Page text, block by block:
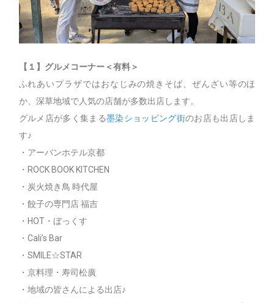
【１】グルメコーナー＜有料＞
ふれあいプラザではおなじみの焼きそば、ぜんざい等のほ
か、深草地域で人気の店舗が多数出店します。
グルメ店が多く集まる墨染ショッピング街のお店も出店しま
す♪
・アーバンホテル京都
・ROCK BOOK KITCHEN
・炭火焼き鳥 時代屋
・餃子の専門店 福吉
・HOT・ぼっくす
・Cali’s Bar
・SMILE☆STAR
・京料理・寿司松廣
・地域の皆さんによる出店♪